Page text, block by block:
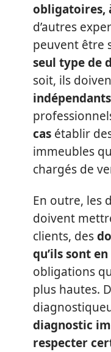
obligatoires,
d’autres
peuvent être
seul type de
soit, ils
indépendants
cas établir
immeubles
chargés de
En outre, les
doivent
clients, des
qu’ils sont
obligations
plus hautes.
diagnostic
respecter